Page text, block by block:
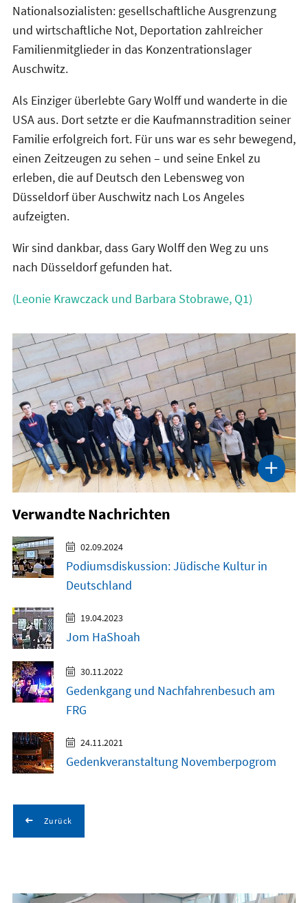
Nationalsozialisten: gesellschaftliche Ausgrenzung
und wirtschaftliche Not, Deportation zahlreicher
Familienmitglieder in das Konzentrationslager
Auschwitz.
Als Einziger überlebte Gary Wolff und wanderte in die
USA aus. Dort setzte er die Kaufmannstradition seiner
Familie erfolgreich fort. Für uns war es sehr bewegend,
einen Zeitzeugen zu sehen – und seine Enkel zu
erleben, die auf Deutsch den Lebensweg von
Düsseldorf über Auschwitz nach Los Angeles
aufzeigten.
Wir sind dankbar, dass Gary Wolff den Weg zu uns
nach Düsseldorf gefunden hat.
(Leonie Krawczack und Barbara Stobrawe, Q1)
Verwandte Nachrichten
02.09.2024
Podiumsdiskussion: Jüdische Kultur in
Deutschland
19.04.2023
Jom HaShoah
30.11.2022
Gedenkgang und Nachfahrenbesuch am
FRG
24.11.2021
Gedenkveranstaltung Novemberpogrom
Zurück